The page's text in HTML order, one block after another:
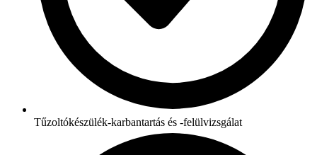
Tűzoltókészülék-karbantartás és -felülvizsgálat